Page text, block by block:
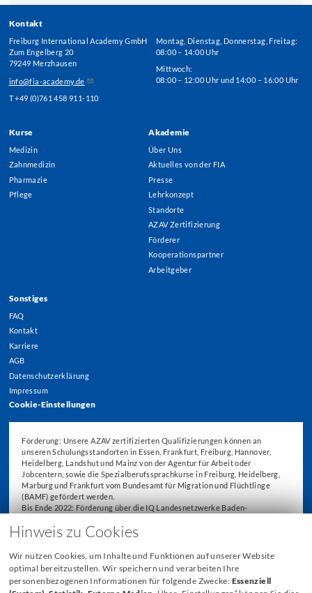
Hinweis zu Cookies
Wir nutzen Cookies, um Inhalte und Funktionen auf unserer Website
optimal bereitzustellen. Wir speichern und verarbeiten Ihre
personenbezogenen Informationen für folgende Zwecke: Essenziell
Kontakt
Freiburg International Academy GmbH
Zum Engelberg 20
79249 Merzhausen
info@fia-academy.de
T +49 (0)761 458 911-110
Montag, Dienstag, Donnerstag, Freitag:
08:00 – 14:00 Uhr
Mittwoch:
08:00 – 12:00 Uhr und 14:00 – 16:00 Uhr
Footer
Menu
Kurse
Medizin
Zahnmedizin
Pharmazie
Pflege
Akademie
Über Uns
Aktuelles von der FIA
Presse
Lehrkonzept
Standorte
AZAV Zertifizierung
Förderer
Kooperationspartner
Arbeitgeber
Sonstiges
FAQ
Kontakt
Karriere
AGB
Datenschutzerklärung
Impressum
Cookie-Einstellungen
Förderung: Unsere AZAV zertifizierten Qualifizierungen können an
unseren Schulungsstandorten in Essen, Frankfurt, Freiburg, Hannover,
Heidelberg, Landshut und Mainz von der Agentur für Arbeit oder
Jobcentern, sowie die Spezialberufssprachkurse in Freiburg, Heidelberg,
Marburg und Frankfurt vom Bundesamt für Migration und Flüchtlinge
(BAMF) gefördert werden.
Bis Ende 2022: Förderung über die IQ Landesnetzwerke Baden-
2015 – 2018 und 2019 – 2022.